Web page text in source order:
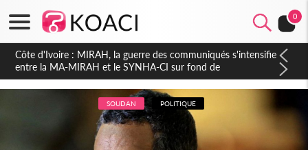
0
Côte d'Ivoire : Indépendance 2026, Thiam plaide pour un
environnement démocratique plus apaisé
SOUDAN POLITIQUE